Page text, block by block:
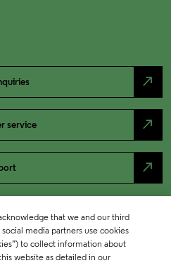
north_east
service north_east
north_east
that we and our third
media partners use cookies
to collect information about
website as detailed in our